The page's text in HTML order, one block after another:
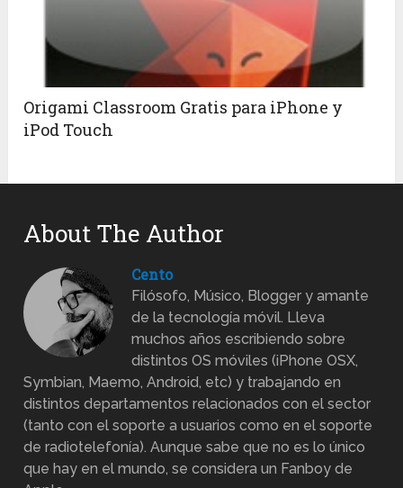
Origami Classroom Gratis para iPhone y
iPod Touch
About The Author
Cento
Filósofo, Músico, Blogger y amante
de la tecnología móvil. Lleva
muchos años escribiendo sobre
distintos OS móviles (iPhone OSX,
Symbian, Maemo, Android, etc) y trabajando en
distintos departamentos relacionados con el sector
(tanto con el soporte a usuarios como en el soporte
de radiotelefonía). Aunque sabe que no es lo único
que hay en el mundo, se considera un Fanboy de